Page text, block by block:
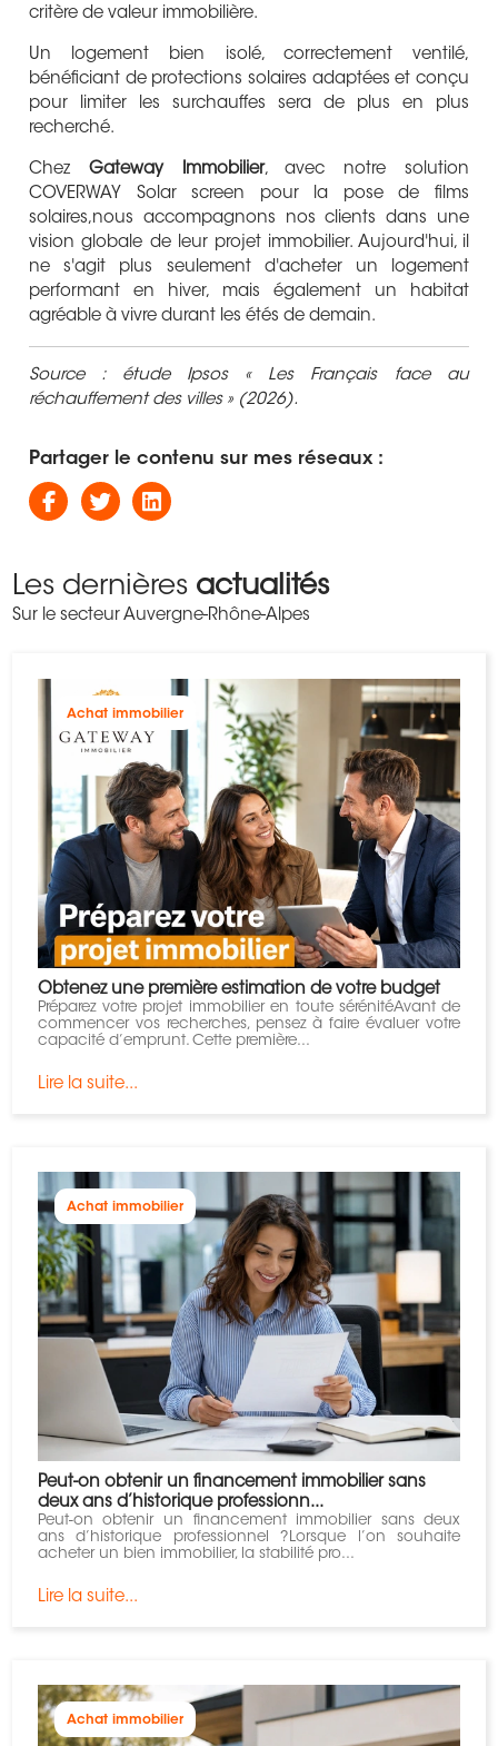
critère de valeur immobilière.
Un logement bien isolé, correctement ventilé,
bénéficiant de protections solaires adaptées et conçu
pour limiter les surchauffes sera de plus en plus
recherché.
Chez Gateway Immobilier, avec notre solution
COVERWAY Solar screen pour la pose de films
solaires,nous accompagnons nos clients dans une
vision globale de leur projet immobilier. Aujourd'hui, il
ne s'agit plus seulement d'acheter un logement
performant en hiver, mais également un habitat
agréable à vivre durant les étés de demain.
Source : étude Ipsos « Les Français face au
réchauffement des villes » (2026).
Partager le contenu sur mes réseaux :
Les dernières actualités
Sur le secteur Auvergne-Rhône-Alpes
Achat immobilier
Obtenez une première estimation de votre budget
​Préparez votre projet immobilier en toute sérénitéAvant de
commencer vos recherches, pensez à faire évaluer votre
capacité d’emprunt. Cette première...
Lire la suite...
Achat immobilier
Peut-on obtenir un financement immobilier sans
deux ans d’historique professionn...
Peut-on obtenir un financement immobilier sans deux
ans d’historique professionnel ?Lorsque l’on souhaite
acheter un bien immobilier, la stabilité pro...
Lire la suite...
Achat immobilier